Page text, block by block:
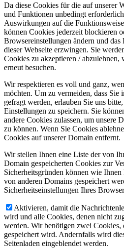
Da diese Cookies für die auf unserer
und Funktionen unbedingt
Auswirkungen auf die
können Cookies jederzeit blockieren
Browsereinstellungen ändern und
dieser Webseite erzwingen. Sie
Cookies zu akzeptieren / abzulehnen,
erneut besuchen.
Wir respektieren es voll und ganz,
möchten. Um zu vermeiden, dass Sie
gefragt werden, erlauben Sie uns
Einstellungen zu speichern. Sie
andere Cookies zulassen, um unsere
zu können. Wenn Sie Cookies
Cookies auf unserer Domain entfernt.
Wir stellen Ihnen eine Liste der von
Domain gespeicherten Cookies zur
Sicherheitsgründen können wie
von anderen Domains gespeichert
Sicherheitseinstellungen Ihres
Aktivieren, damit die
wird und alle Cookies, denen nicht
werden. Wir benötigen zwei Cookies,
gespeichert wird. Andernfalls wird
Seitenladen eingeblendet werden.